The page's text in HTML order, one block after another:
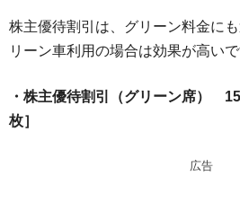
株主優待割引は、グリーン料金に
リーン車利用の場合は効果が高いで
・株主優待割引（グリーン席）
枚］
広告